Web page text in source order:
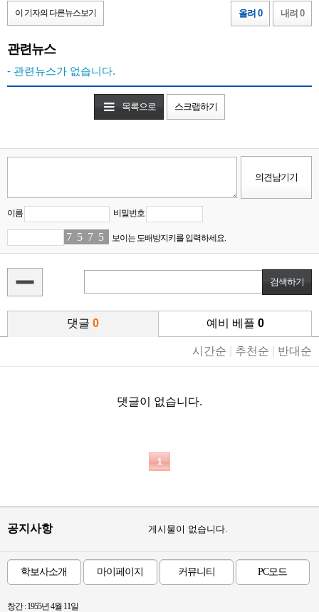
이 기자의 다른뉴스보기 올려 0 내려 0
관련뉴스
- 관련뉴스가 없습니다.
목록으로 스크랩하기
이름 비밀번호
78 52 73 50 보이는 도배방지키를 입력하세요.
댓글 0 예비 베플 0
시간순 추천순 반대순
댓글이 없습니다.
1
공지사항 게시물이 없습니다.
학보사소개 마이페이지 커뮤니티 PC모드
창간 : 1955년 4월 11일